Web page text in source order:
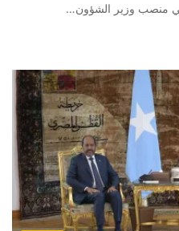
منصب وزير الشؤون…